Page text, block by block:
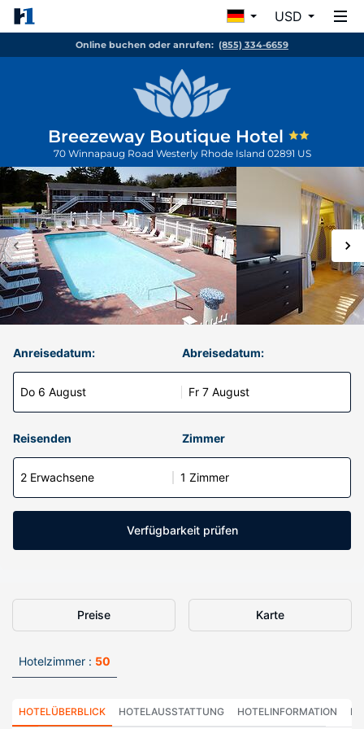
USD
Online buchen oder anrufen: (855) 334-6659
Breezeway Boutique Hotel
70 Winnapaug Road Westerly Rhode Island 02891 US
Anreisedatum:
Do 6 August
Abreisedatum:
Fr 7 August
Reisenden Zimmer
2 Erwachsene 1 Zimmer
Verfügbarkeit prüfen
Preise Karte
Hotelzimmer : 50
HOTELÜBERBLICK HOTELAUSSTATTUNG HOTELINFORMATION